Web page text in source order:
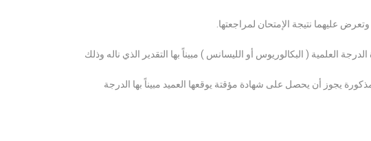
عليهما نتيجة الإمتحان لمراجعتها.
العلمية ( البكالوريوس أو الليسانس ) مبيناً بها التقدير الذي ناله وذلك
يجوز أن يحصل على شهادة مؤقتة يوقعها العميد مبيناً بها الدرجة